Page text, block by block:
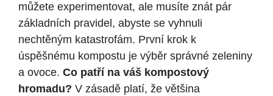
můžete experimentovat, ale musíte znát pár
základních pravidel, abyste se vyhnuli
nechtěným katastrofám. První krok k
úspěšnému kompostu je výběr správné zeleniny
a ovoce. Co patří na váš kompostový
hromadu? V zásadě platí, že většina